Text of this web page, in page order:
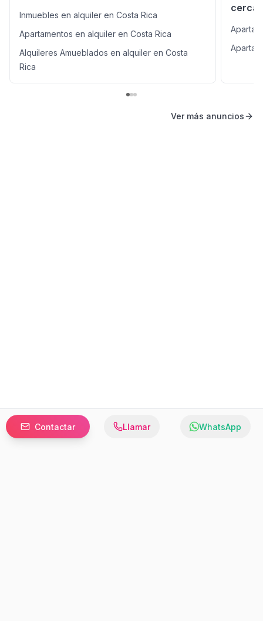
Contactar Llamar WhatsApp
Inmuebles en alquiler en Costa Rica
Apartamentos en alquiler en Costa Rica
Alquileres Amueblados en alquiler en Costa
Rica
Ver más anuncios